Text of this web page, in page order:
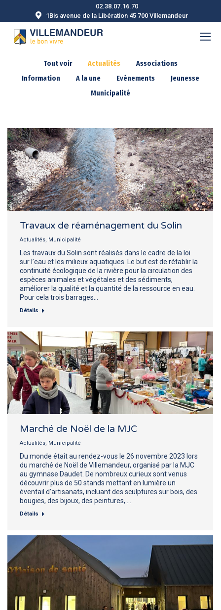
02.38.07.16.70
1Bis avenue de la Libération 45 700 Villemandeur
Tout voir Actualités
Associations
Information
A la une Evénements
Jeunesse
Municipalité
Travaux de réaménagement du Solin
Actualités, Municipalité
Les travaux du Solin sont réalisés dans le cadre de la loi
sur l’eau et les milieux aquatiques. Le but est de rétablir la
continuité écologique de la rivière pour la circulation des
espèces animales et végétales et des sédiments,
améliorer la qualité et la quantité de la ressource en eau.
Pour cela trois barrages…
Détails
Marché de Noël de la MJC
Actualités, Municipalité
Du monde était au rendez-vous le 26 novembre 2023 lors
du marché de Noël de Villemandeur, organisé par la MJC
au gymnase Daudet. De nombreux curieux sont venus
découvrir plus de 50 stands mettant en lumière un
éventail d’artisanats, incluant des sculptures sur bois, des
bougies, des bijoux, des peintures, …
Détails